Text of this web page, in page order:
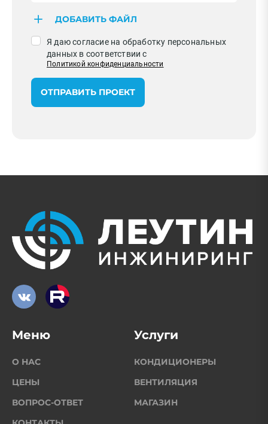
ДОБАВИТЬ ФАЙЛ
Я даю согласие на обработку персональных
данных в соответствии с
Политикой конфиденциальности
ОТПРАВИТЬ ПРОЕКТ
Меню
О НАС
ЦЕНЫ
ВОПРОС-ОТВЕТ
Услуги
КОНДИЦИОНЕРЫ
ВЕНТИЛЯЦИЯ
МАГАЗИН